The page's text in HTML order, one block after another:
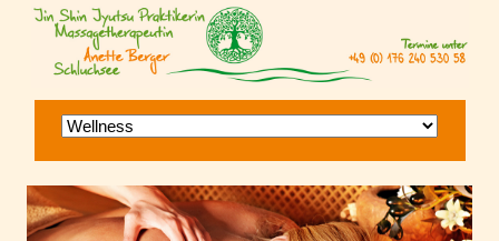
Navigation
überspringen